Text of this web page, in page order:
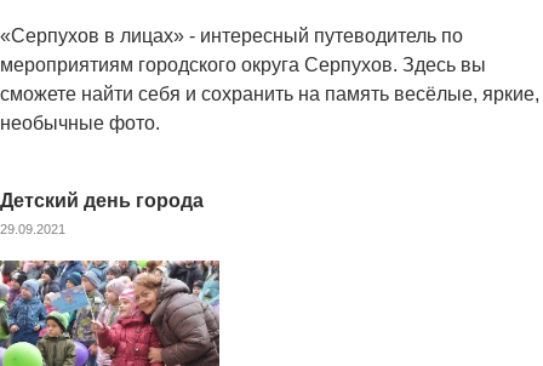
«Серпухов в лицах» - интересный путеводитель по
мероприятиям городского округа Серпухов. Здесь вы
сможете найти себя и сохранить на память весёлые, яркие,
необычные фото.
Детский день города
29.09.2021